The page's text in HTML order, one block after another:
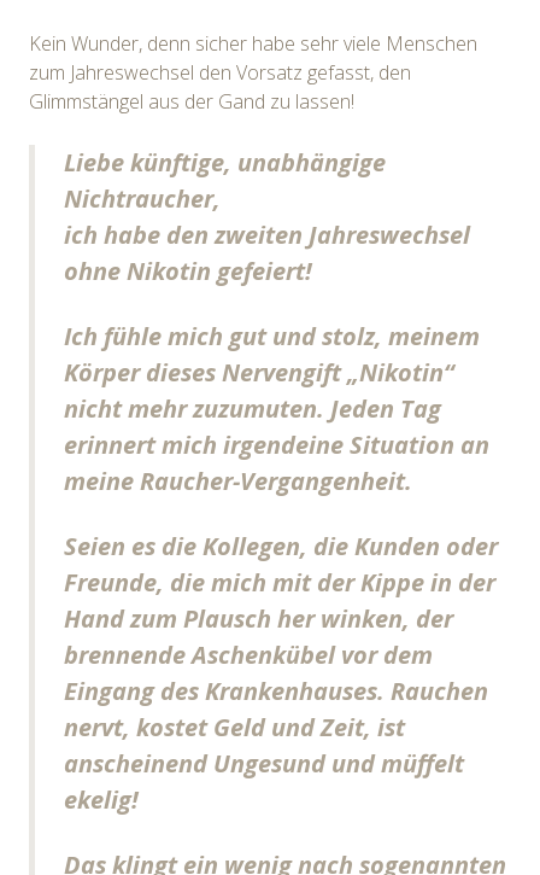
Kein Wunder, denn sicher habe sehr viele Menschen
zum Jahreswechsel den Vorsatz gefasst, den
Glimmstängel aus der Gand zu lassen!
Liebe künftige, unabhängige
Nichtraucher,
ich habe den zweiten Jahreswechsel
ohne Nikotin gefeiert!
Ich fühle mich gut und stolz, meinem
Körper dieses Nervengift „Nikotin“
nicht mehr zuzumuten. Jeden Tag
erinnert mich irgendeine Situation an
meine Raucher-Vergangenheit.
Seien es die Kollegen, die Kunden oder
Freunde, die mich mit der Kippe in der
Hand zum Plausch her winken, der
brennende Aschenkübel vor dem
Eingang des Krankenhauses. Rauchen
nervt, kostet Geld und Zeit, ist
anscheinend Ungesund und müffelt
ekelig!
Das klingt ein wenig nach sogenannten